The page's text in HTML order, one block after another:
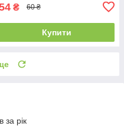
₴ 60 ₴
Купити
за рік